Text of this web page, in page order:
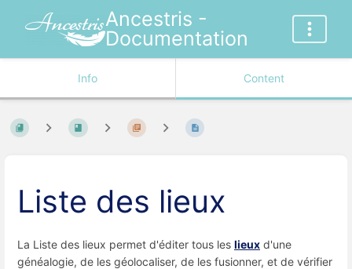
Ancestris -
Documentation
Info Content
Liste des lieux
La Liste des lieux permet d'éditer tous les lieux d'une
généalogie, de les géolocaliser, de les fusionner, et de vérifier